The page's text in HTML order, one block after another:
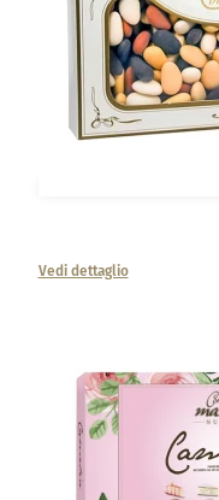
Vedi dettaglio